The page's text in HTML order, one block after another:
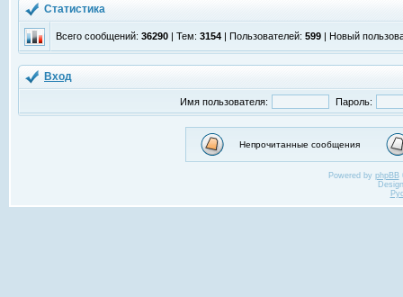
Статистика
Всего сообщений: 36290 | Тем: 3154 | Пользователей: 599 | Новый
Вход
Имя пользователя: Пароль:
Непрочитанные сообщения
Powered by phpBB